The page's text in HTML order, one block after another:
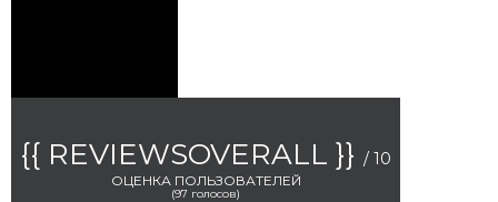
{{ REVIEWSOVERALL }} / 10
ОЦЕНКА ПОЛЬЗОВАТЕЛЕЙ
(97 голосов)